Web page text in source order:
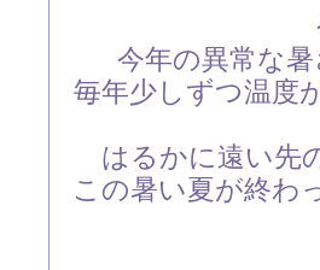
今年の異常な
毎年少しずつ温度
はるかに遠い先
この暑い夏が終わ